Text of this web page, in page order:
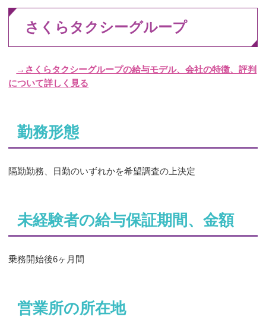
さくらタクシーグループ
→さくらタクシーグループの給与モデル、会社の特徴、評判
について詳しく見る
勤務形態
隔勤勤務、日勤のいずれかを希望調査の上決定
未経験者の給与保証期間、金額
乗務開始後6ヶ月間
営業所の所在地